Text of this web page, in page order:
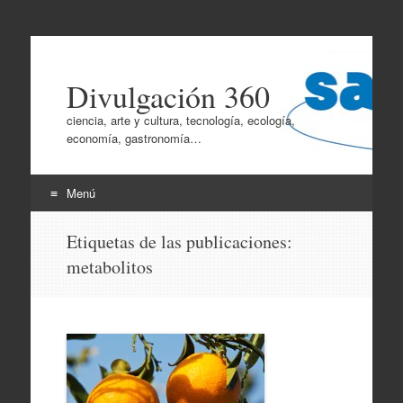
Divulgación 360
ciencia, arte y cultura, tecnología, ecología,
economía, gastronomía…
Menú
contenido
Etiquetas de las publicaciones:
metabolitos